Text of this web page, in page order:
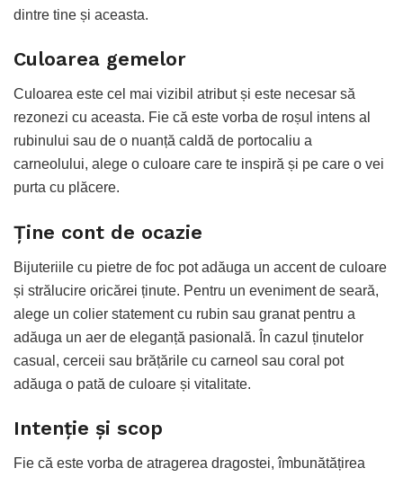
dintre tine și aceasta.
Culoarea gemelor
Culoarea este cel mai vizibil atribut și este necesar să
rezonezi cu aceasta. Fie că este vorba de roșul intens al
rubinului sau de o nuanță caldă de portocaliu a
carneolului, alege o culoare care te inspiră și pe care o vei
purta cu plăcere.
Ține cont de ocazie
Bijuteriile cu pietre de foc pot adăuga un accent de culoare
și strălucire oricărei ținute. Pentru un eveniment de seară,
alege un colier statement cu rubin sau granat pentru a
adăuga un aer de eleganță pasională. În cazul ținutelor
casual, cerceii sau brățările cu carneol sau coral pot
adăuga o pată de culoare și vitalitate.
Intenție și scop
Fie că este vorba de atragerea dragostei, îmbunătățirea